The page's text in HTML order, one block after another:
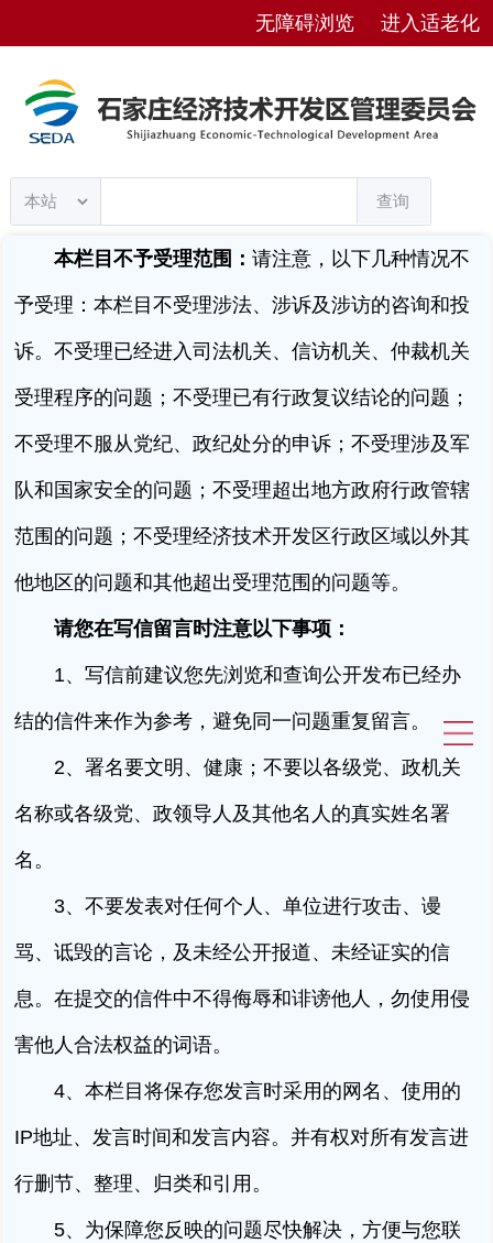
无障碍浏览 进入适老化
查询
本栏目不予受理范围：请注意，以下几种情况不
予受理：本栏目不受理涉法、涉诉及涉访的咨询和投
诉。不受理已经进入司法机关、信访机关、仲裁机关
受理程序的问题；不受理已有行政复议结论的问题；
不受理不服从党纪、政纪处分的申诉；不受理涉及军
队和国家安全的问题；不受理超出地方政府行政管辖
范围的问题；不受理经济技术开发区行政区域以外其
他地区的问题和其他超出受理范围的问题等。
请您在写信留言时注意以下事项：
1、写信前建议您先浏览和查询公开发布已经办
结的信件来作为参考，避免同一问题重复留言。
2、署名要文明、健康；不要以各级党、政机关
名称或各级党、政领导人及其他名人的真实姓名署
名。
3、不要发表对任何个人、单位进行攻击、谩
骂、诋毁的言论，及未经公开报道、未经证实的信
息。在提交的信件中不得侮辱和诽谤他人，勿使用侵
害他人合法权益的词语。
4、本栏目将保存您发言时采用的网名、使用的
IP地址、发言时间和发言内容。并有权对所有发言进
行删节、整理、归类和引用。
5、为保障您反映的问题尽快解决，方便与您联